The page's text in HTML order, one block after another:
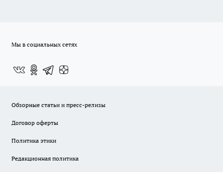
Мы в социальных сетях
Обзорные статьи и пресс-релизы
Договор оферты
Политика этики
Редакционная политика